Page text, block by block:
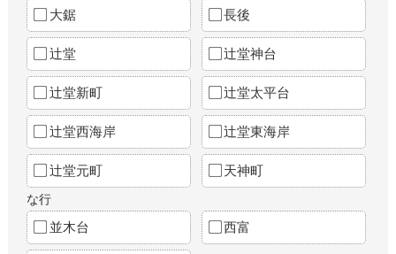
大鋸 長後
辻堂 辻堂神台
辻堂新町 辻堂太平台
辻堂西海岸 辻堂東海岸
辻堂元町 天神町
な行
並木台 西富